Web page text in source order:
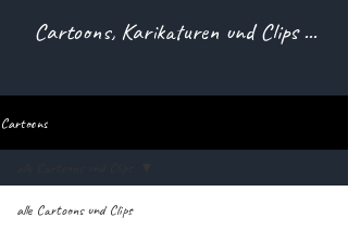
Cartoons, Karikaturen und Clips ...
Cartoons
alle Cartoons und Clips